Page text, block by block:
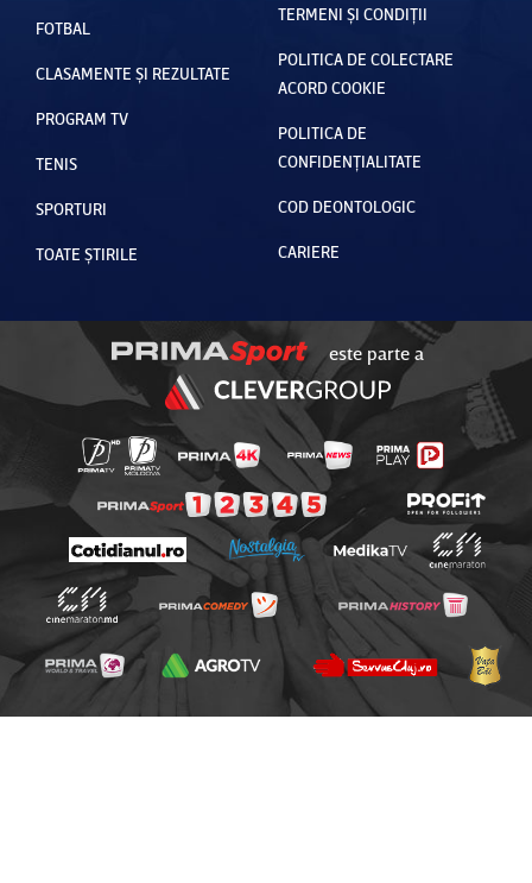
FOTBAL
CLASAMENTE ȘI REZULTATE
PROGRAM TV
TENIS
SPORTURI
TOATE ȘTIRILE
TERMENI ȘI CONDIȚII
POLITICA DE COLECTARE
ACORD COOKIE
POLITICA DE
CONFIDENȚIALITATE
COD DEONTOLOGIC
CARIERE
este parte a